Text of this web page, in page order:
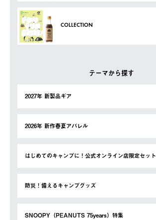
COLLECTION
テーマから探す
2027年 新製品ギア
2026年 新作春夏アパレル
はじめてのキャンプに！公式オンライン店限定セット
防災！備えるキャンプグッズ
SNOOPY（PEANUTS 75years）特集